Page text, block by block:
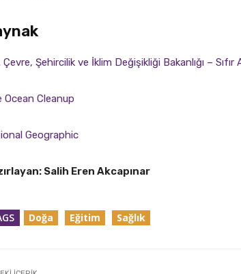
Çevre, Şehircilik ve İklim Değişikliği Bakanlığı – Sıfır
Ocean Cleanup
Geographic
Salih Eren Akcapınar
Doğa Eğitim Sağlık